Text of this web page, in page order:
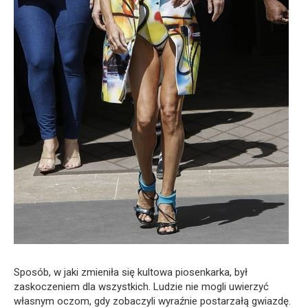
Sposób, w jaki zmieniła się kultowa piosenkarka, był
zaskoczeniem dla wszystkich. Ludzie nie mogli uwierzyć
własnym oczom, gdy zobaczyli wyraźnie postarzałą gwiazdę.